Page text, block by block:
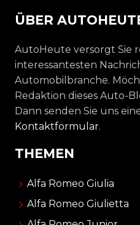
ÜBER
AutoHeute versorgt Sie
interessantesten
Automobilbranche.
Redaktion dieses Auto-
Dann senden Sie uns
Kontaktformular.
THEMEN
Alfa Romeo Giulia
Alfa Romeo Giulietta